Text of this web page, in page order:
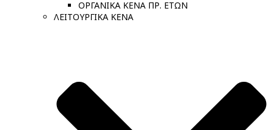
ΟΡΓΑΝΙΚΑ ΚΕΝΑ ΠΡ. ΕΤΩΝ
ΛΕΙΤΟΥΡΓΙΚΑ ΚΕΝΑ